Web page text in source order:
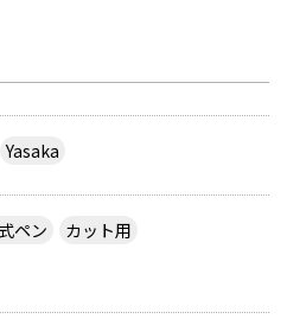
しょう。 どこでも売ってないの
か買えませんので、 最後の方
切れになるので、 欲しい場合は
が良いでしょう。 県大会より上
見に行くといいと思います。
いうアプリについてです。
ブなど)をかけるのってどうや
Yasaka
ペン
カット用